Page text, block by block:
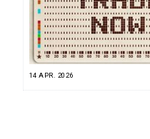
14 APR. 2026